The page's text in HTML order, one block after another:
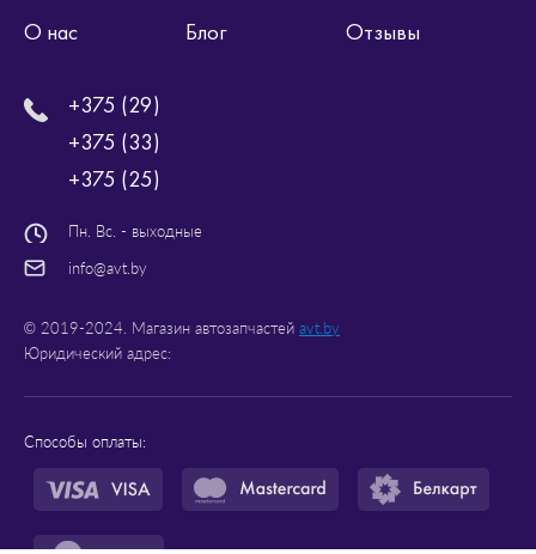
О нас
Блог Отзывы
+375 (29)
+375 (33)
+375 (25)
Пн. Вс. - выходные
info@avt.by
© 2019-2024. Магазин автозапчастей avt.by
Юридический адрес:
Способы оплаты: